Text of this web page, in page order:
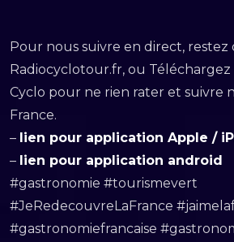
Pour nous suivre en direct, restez
Radiocyclotour.fr, ou Téléchargez
Cyclo pour ne rien rater et suivre
France.
– lien pour application Apple /
– lien pour application android
#gastronomie #tourismevert
#JeRedecouvreLaFrance
#gastronomiefrancaise